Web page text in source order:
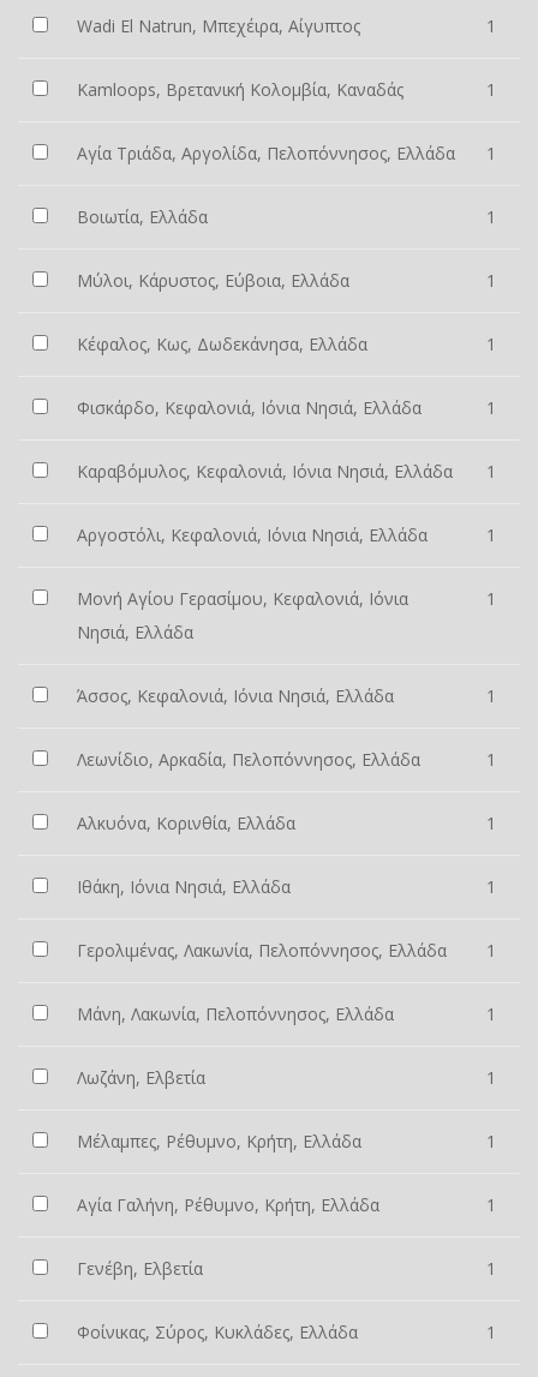
Wadi El Natrun, Μπεχέιρα, Αίγυπτος 1
Kamloops, Βρετανική Κολομβία, Καναδάς 1
Αγία Τριάδα, Αργολίδα, Πελοπόννησος, Ελλάδα 1
Βοιωτία, Ελλάδα 1
Μύλοι, Κάρυστος, Εύβοια, Ελλάδα 1
Κέφαλος, Κως, Δωδεκάνησα, Ελλάδα 1
Φισκάρδο, Κεφαλονιά, Ιόνια Νησιά, Ελλάδα 1
Καραβόμυλος, Κεφαλονιά, Ιόνια Νησιά, Ελλάδα 1
Αργοστόλι, Κεφαλονιά, Ιόνια Νησιά, Ελλάδα 1
Μονή Αγίου Γερασίμου, Κεφαλονιά, Ιόνια
Νησιά, Ελλάδα
1
Άσσος, Κεφαλονιά, Ιόνια Νησιά, Ελλάδα 1
Λεωνίδιο, Αρκαδία, Πελοπόννησος, Ελλάδα 1
Αλκυόνα, Κορινθία, Ελλάδα 1
Ιθάκη, Ιόνια Νησιά, Ελλάδα 1
Γερολιμένας, Λακωνία, Πελοπόννησος, Ελλάδα 1
Μάνη, Λακωνία, Πελοπόννησος, Ελλάδα 1
Λωζάνη, Ελβετία 1
Μέλαμπες, Ρέθυμνο, Κρήτη, Ελλάδα 1
Αγία Γαλήνη, Ρέθυμνο, Κρήτη, Ελλάδα 1
Γενέβη, Ελβετία 1
Φοίνικας, Σύρος, Κυκλάδες, Ελλάδα 1